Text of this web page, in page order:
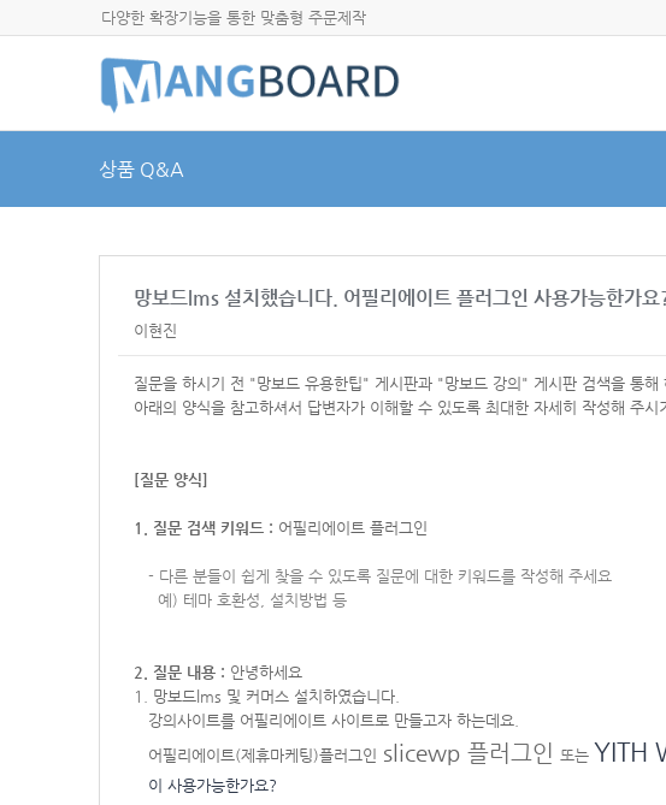
다양한 확장기능을 통한 맞춤형 주문제작
상품 Q&A
망보드lms 설치했습니다. 어필리에이트 플러그인 사용가능한가요
이현진
질문을 하시기 전 "망보드 유용한팁" 게시판과 "망보드 강의" 게시판 검색을 통해
아래의 양식을 참고하셔서 답변자가 이해할 수 있도록 최대한 자세히 작성해 주시
[질문 양식]
1. 질문 검색 키워드 : 어필리에이트 플러그인
- 다른 분들이 쉽게 찾을 수 있도록 질문에 대한 키워드를 작성해 주세요
예) 테마 호환성, 설치방법 등
2. 질문 내용 : 안녕하세요
1. 망보드lms 및 커머스 설치하였습니다.
강의사이트를 어필리에이트 사이트로 만들고자 하는데요.
어필리에이트(제휴마케팅)플러그인 slicewp 플러그인 또는 YITH
이 사용가능한가요?